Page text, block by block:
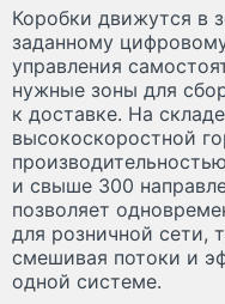
Коробки движутся в
заданному
управления
нужные зоны для
к доставке. На
высокоскоростной
и свыше 300
позволяет
для розничной сети,
смешивая потоки и
одной системе.